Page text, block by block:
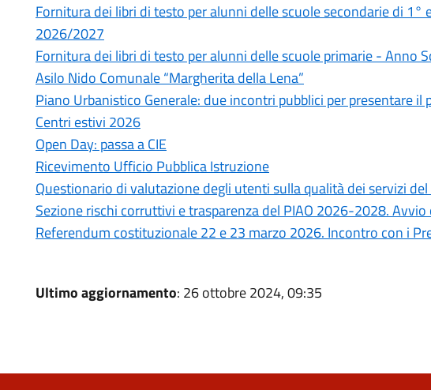
Fornitura dei libri di testo per alunni delle scuole secondarie di 1°
2026/2027
Fornitura dei libri di testo per alunni delle scuole primarie - Anno
Asilo Nido Comunale “Margherita della Lena”
Piano Urbanistico Generale: due incontri pubblici per presentare
Centri estivi 2026
Open Day: passa a CIE
Ricevimento Ufficio Pubblica Istruzione
Questionario di valutazione degli utenti sulla qualità dei servizi
Sezione rischi corruttivi e trasparenza del PIAO 2026-2028.
Referendum costituzionale 22 e 23 marzo 2026. Incontro con i
Ultimo aggiornamento: 26 ottobre 2024, 09:35